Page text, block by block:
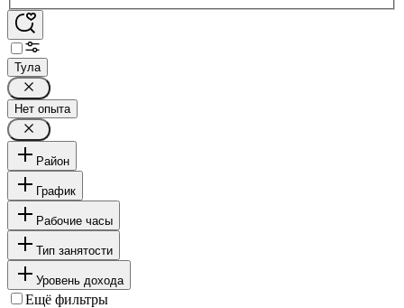
Тула
Нет опыта
Район
График
Рабочие часы
Тип занятости
Уровень дохода
Ещё фильтры